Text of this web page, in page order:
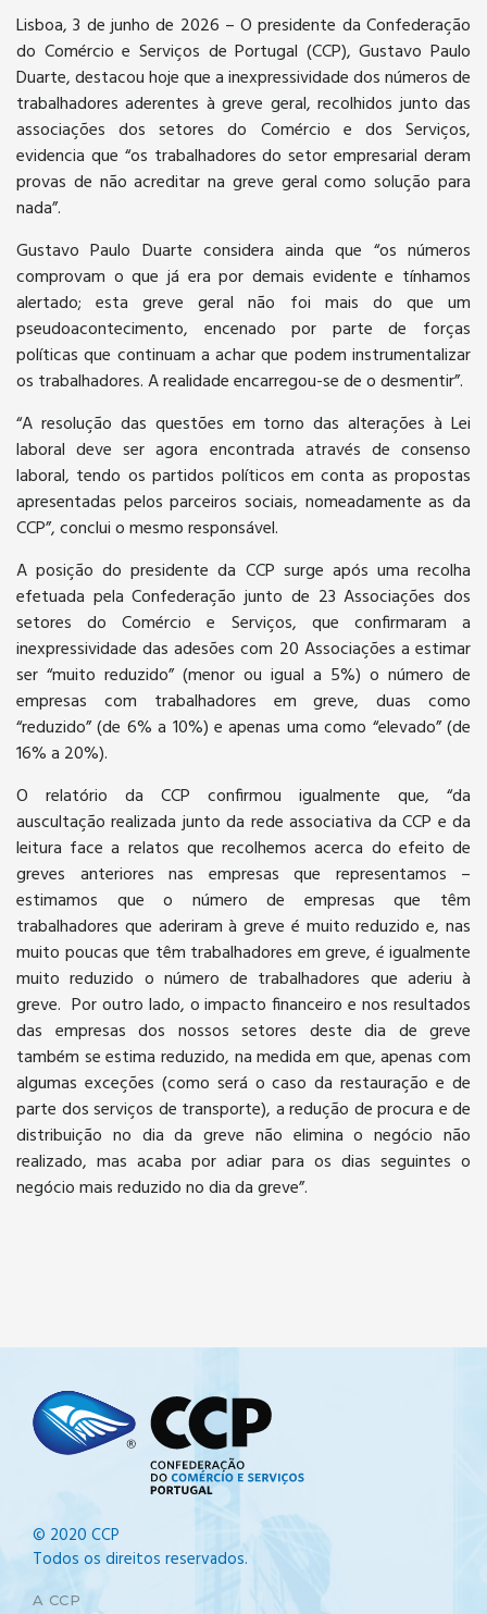
Lisboa, 3 de junho de 2026 – O presidente da Confederação
do Comércio e Serviços de Portugal (CCP), Gustavo Paulo
Duarte, destacou hoje que a inexpressividade dos números de
trabalhadores aderentes à greve geral, recolhidos junto das
associações dos setores do Comércio e dos Serviços,
evidencia que “os trabalhadores do setor empresarial deram
provas de não acreditar na greve geral como solução para
nada”.
Gustavo Paulo Duarte considera ainda que “os números
comprovam o que já era por demais evidente e tínhamos
alertado; esta greve geral não foi mais do que um
pseudoacontecimento, encenado por parte de forças
políticas que continuam a achar que podem instrumentalizar
os trabalhadores. A realidade encarregou-se de o desmentir”.
“A resolução das questões em torno das alterações à Lei
laboral deve ser agora encontrada através de consenso
laboral, tendo os partidos políticos em conta as propostas
apresentadas pelos parceiros sociais, nomeadamente as da
CCP”, conclui o mesmo responsável.
A posição do presidente da CCP surge após uma recolha
efetuada pela Confederação junto de 23 Associações dos
setores do Comércio e Serviços, que confirmaram a
inexpressividade das adesões com 20 Associações a estimar
ser “muito reduzido” (menor ou igual a 5%) o número de
empresas com trabalhadores em greve, duas como
“reduzido” (de 6% a 10%) e apenas uma como “elevado” (de
16% a 20%).
O relatório da CCP confirmou igualmente que, “da
auscultação realizada junto da rede associativa da CCP e da
leitura face a relatos que recolhemos acerca do efeito de
greves anteriores nas empresas que representamos –
estimamos que o número de empresas que têm
trabalhadores que aderiram à greve é muito reduzido e, nas
muito poucas que têm trabalhadores em greve, é igualmente
muito reduzido o número de trabalhadores que aderiu à
greve. Por outro lado, o impacto financeiro e nos resultados
das empresas dos nossos setores deste dia de greve
também se estima reduzido, na medida em que, apenas com
algumas exceções (como será o caso da restauração e de
parte dos serviços de transporte), a redução de procura e de
distribuição no dia da greve não elimina o negócio não
realizado, mas acaba por adiar para os dias seguintes o
negócio mais reduzido no dia da greve”.
© 2020 CCP
Todos os direitos reservados.
A CCP